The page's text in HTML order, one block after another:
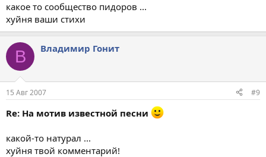
какое то сообщество пидоров ...
хуйня ваши стихи
В Владимир Гонит
15 Авг 2007 #9
Re: На мотив известной песни
какой-то натурал ...
хуйня твой комментарий!